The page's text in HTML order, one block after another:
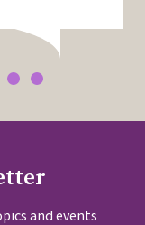
and events